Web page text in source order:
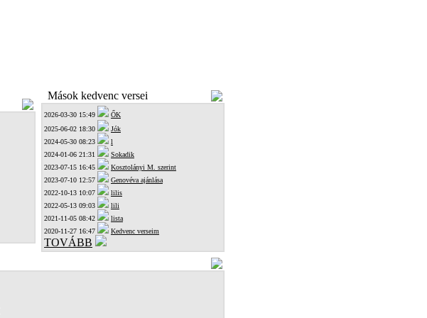
Mások kedvenc versei
2026-03-30 15:49
ŐK
2025-06-02 18:30
Jók
2024-05-30 08:23
l
2024-01-06 21:31
Sokadik
2023-07-15 16:45
Kosztolányi M. szerint
2023-07-10 12:57
Genovéva ajánlása
2022-10-13 10:07
lilis
2022-05-13 09:03
lili
2021-11-05 08:42
lista
2020-11-27 16:47
Kedvenc verseim
TOVÁBB